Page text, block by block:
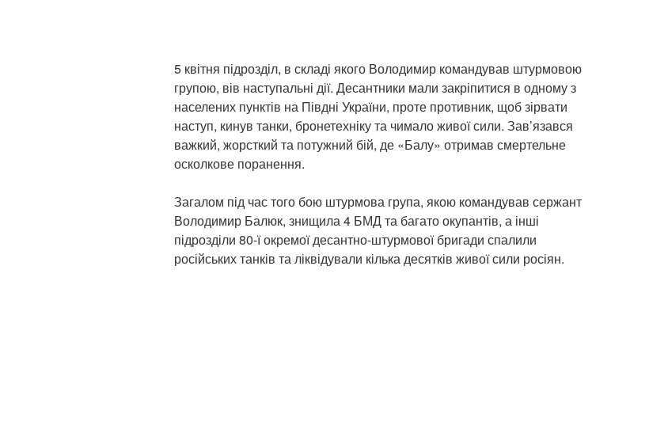
5 квітня підрозділ, в складі якого Володимир командував штурмовою
групою, вів наступальні дії. Десантники мали закріпитися в одному з
населених пунктів на Півдні України, проте противник, щоб зірвати
наступ, кинув танки, бронетехніку та чимало живої сили. Зав’язався
важкий, жорсткий та потужний бій, де «Балу» отримав смертельне
осколкове поранення.
Загалом під час того бою штурмова група, якою командував сержант
Володимир Балюк, знищила 4 БМД та багато окупантів, а інші
підрозділи 80-ї окремої десантно-штурмової бригади спалили
російських танків та ліквідували кілька десятків живої сили росіян.